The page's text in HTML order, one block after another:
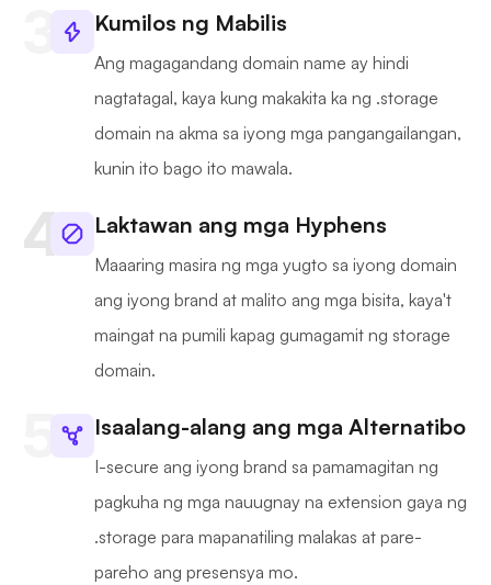
Kumilos ng Mabilis
Ang magagandang domain name ay hindi
nagtatagal, kaya kung makakita ka ng .storage
domain na akma sa iyong mga pangangailangan,
kunin ito bago ito mawala.
Laktawan ang mga Hyphens
Maaaring masira ng mga yugto sa iyong domain
ang iyong brand at malito ang mga bisita, kaya't
maingat na pumili kapag gumagamit ng storage
domain.
Isaalang-alang ang mga Alternatibo
I-secure ang iyong brand sa pamamagitan ng
pagkuha ng mga nauugnay na extension gaya ng
.storage para mapanatiling malakas at pare-
pareho ang presensya mo.